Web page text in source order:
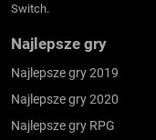
Switch.
Najlepsze gry
Najlepsze gry 2019
Najlepsze gry 2020
Najlepsze gry RPG